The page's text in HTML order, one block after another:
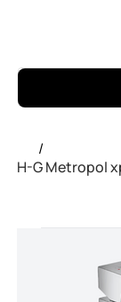
/
H-G Metropol